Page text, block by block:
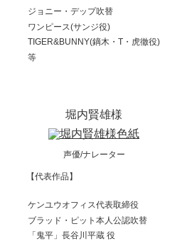
ジョニー・デップ吹替
ワンピース(サンジ役)
TIGER&BUNNY(鏑木・T・虎徹役)
等
堀内賢雄様
声優/ナレーター
【代表作品】
ケンユウオフィス代表取締役
ブラッド・ピット本人公認吹替
「鬼平」長谷川平蔵 役